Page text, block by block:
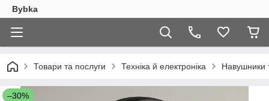
Bybka
Товари та послуги Техніка й електроніка Навушники
–30%